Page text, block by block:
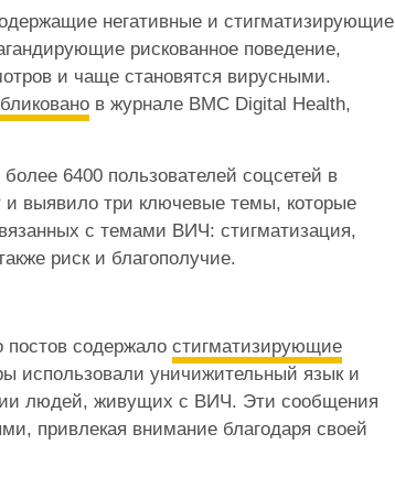
негативные и стигматизирующие
рискованное поведение,
и чаще становятся вирусными.
в журнале BMC Digital Health,
6400 пользователей соцсетей в
и выявило три ключевые темы, которые
с темами ВИЧ: стигматизация,
риск и благополучие.
содержало стигматизирующие
использовали уничижительный язык и
людей, живущих с ВИЧ. Эти сообщения
привлекая внимание благодаря своей